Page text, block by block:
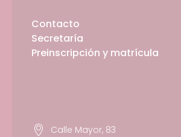
Contacto
Secretaría
Preinscripción y matrícula
Calle Mayor, 83